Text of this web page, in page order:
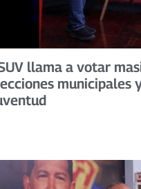
llama a votar
municipales